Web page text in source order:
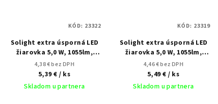
Solight extra úsporná LED
žiarovka 5,0 W, 1055lm,
2700K, ekv. 75W
4,38 € bez DPH
5,39 € / ks
Skladom u partnera
KÓD: 23322
Solight extra úsporná LED
žiarovka 5,0 W, 1055lm,
2700K, ekv. 75W
4,46 € bez DPH
5,49 € / ks
Skladom u partnera
KÓD: 23319